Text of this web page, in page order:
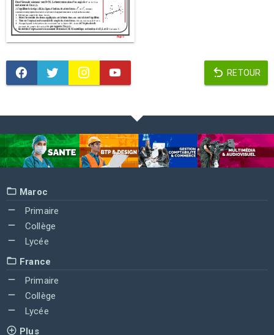
RETOUR
Maroc
Primaire
Collège
Lycée
France
Primaire
Collège
Lycée
Plus